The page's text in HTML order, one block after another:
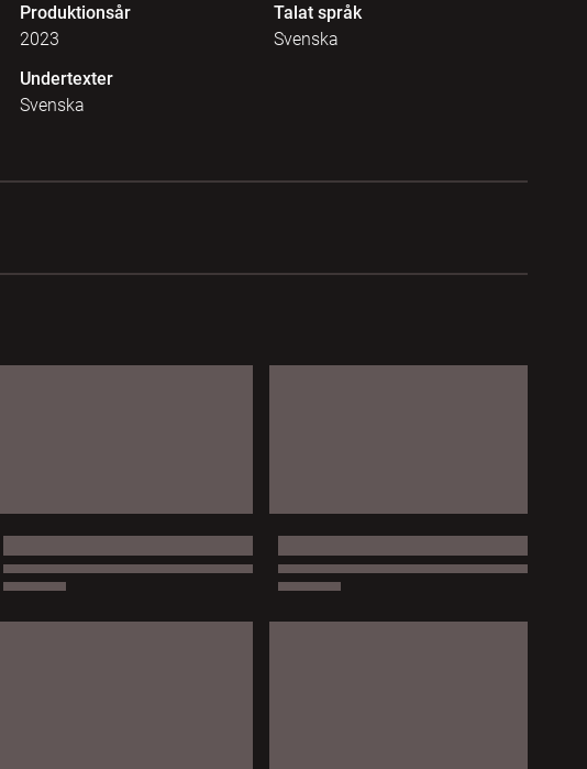
Produktionsår
2023
Talat språk
Svenska
Undertexter
Svenska